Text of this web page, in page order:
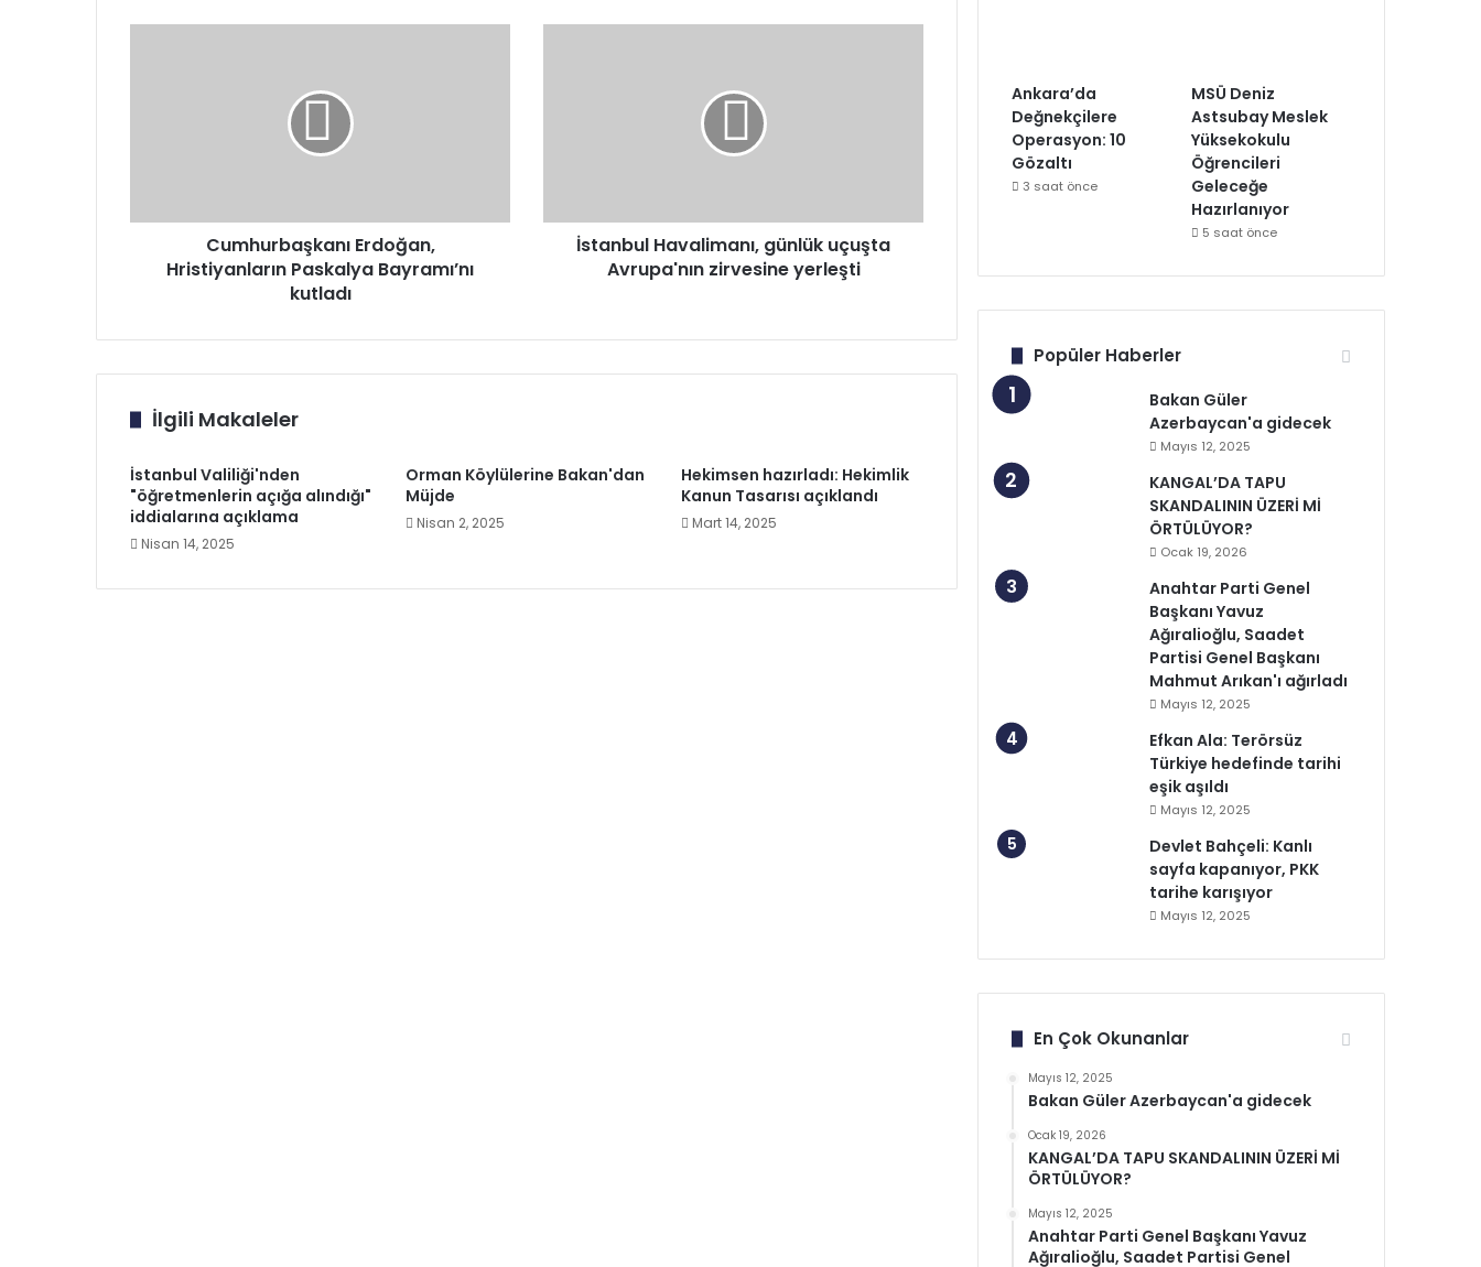
Cumhurbaşkanı Erdoğan,
Hristiyanların Paskalya Bayramı’nı
kutladı
İstanbul Havalimanı, günlük uçuşta
Avrupa'nın zirvesine yerleşti
İlgili Makaleler
İstanbul Valiliği'nden
"öğretmenlerin açığa alındığı"
iddialarına açıklama
Nisan 14, 2025
Orman Köylülerine Bakan'dan
Müjde
Nisan 2, 2025
Hekimsen hazırladı: Hekimlik
Kanun Tasarısı açıklandı
Mart 14, 2025
Ankara’da
Değnekçilere
Operasyon: 10
Gözaltı
3 saat önce
MSÜ Deniz
Astsubay Meslek
Yüksekokulu
Öğrencileri
Geleceğe
Hazırlanıyor
5 saat önce
Popüler Haberler
Bakan Güler
Azerbaycan'a gidecek
Mayıs 12, 2025
KANGAL’DA TAPU
SKANDALININ ÜZERİ Mİ
ÖRTÜLÜYOR?
Ocak 19, 2026
Anahtar Parti Genel
Başkanı Yavuz
Ağıralioğlu, Saadet
Partisi Genel Başkanı
Mahmut Arıkan'ı ağırladı
Mayıs 12, 2025
Efkan Ala: Terörsüz
Türkiye hedefinde tarihi
eşik aşıldı
Mayıs 12, 2025
Devlet Bahçeli: Kanlı
sayfa kapanıyor, PKK
tarihe karışıyor
Mayıs 12, 2025
En Çok Okunanlar
Mayıs 12, 2025
Bakan Güler Azerbaycan'a gidecek
Ocak 19, 2026
KANGAL’DA TAPU SKANDALININ ÜZERİ Mİ
ÖRTÜLÜYOR?
Mayıs 12, 2025
Anahtar Parti Genel Başkanı Yavuz
Ağıralioğlu, Saadet Partisi Genel